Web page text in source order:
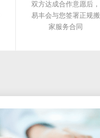
双方达成合作意愿后，
易丰会与您签署正规搬
家服务合同